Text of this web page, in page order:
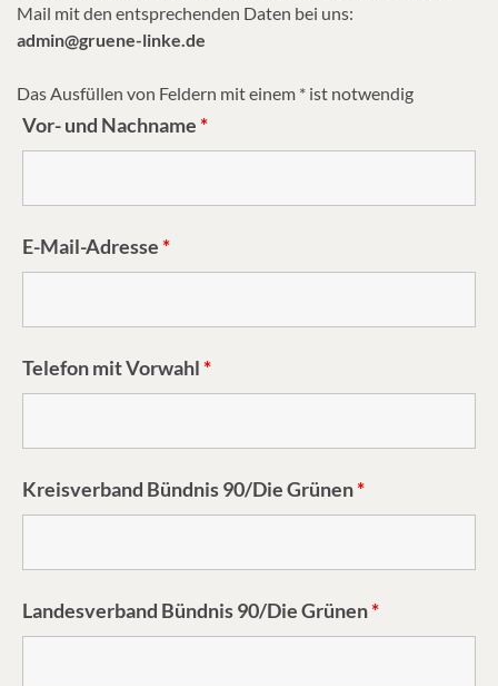
Mail mit den entsprechenden Daten bei uns:
admin@gruene-linke.de
Das Ausfüllen von Feldern mit einem * ist notwendig
Vor- und Nachname*
E-Mail-Adresse*
Telefon mit Vorwahl*
Kreisverband Bündnis 90/Die Grünen*
Landesverband Bündnis 90/Die Grünen*